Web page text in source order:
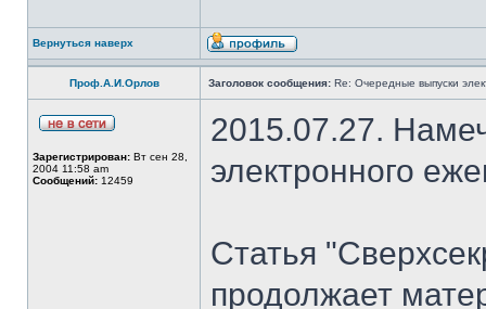
Вернуться наверх
Проф.А.И.Орлов Заголовок сообщения: Re: Очередные выпуски
Зарегистрирован: Вт сен 28,
2004 11:58 am
Сообщений: 12459
2015.07.27.
электронного
Статья
продолжает